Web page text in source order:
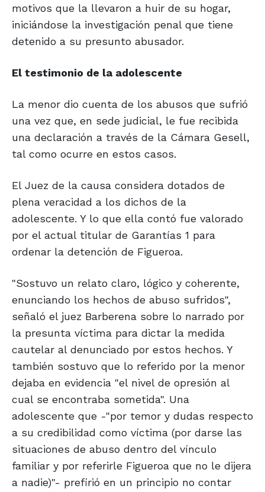
motivos que la llevaron a huir de su hogar,
iniciándose la investigación penal que tiene
detenido a su presunto abusador.
El testimonio de la adolescente
La menor dio cuenta de los abusos que sufrió
una vez que, en sede judicial, le fue recibida
una declaración a través de la Cámara Gesell,
tal como ocurre en estos casos.
El Juez de la causa considera dotados de
plena veracidad a los dichos de la
adolescente. Y lo que ella contó fue valorado
por el actual titular de Garantías 1 para
ordenar la detención de Figueroa.
"Sostuvo un relato claro, lógico y coherente,
enunciando los hechos de abuso sufridos",
señaló el juez Barberena sobre lo narrado por
la presunta víctima para dictar la medida
cautelar al denunciado por estos hechos. Y
también sostuvo que lo referido por la menor
dejaba en evidencia "el nivel de opresión al
cual se encontraba sometida". Una
adolescente que -"por temor y dudas respecto
a su credibilidad como víctima (por darse las
situaciones de abuso dentro del vínculo
familiar y por referirle Figueroa que no le dijera
a nadie)"- prefirió en un principio no contar